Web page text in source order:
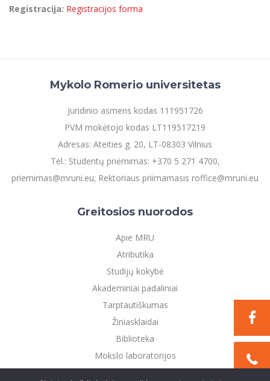
Microsoft Office 365
Kontaktų paieška
Registracija: Registracijos forma
Mykolo Romerio universitetas
Juridinio asmens kodas 111951726
PVM mokėtojo kodas LT119517219
Adresas: Ateities g. 20, LT-08303 Vilnius
Tel.: Studentų priėmimas: +370 5 271 4700,
priemimas@mruni.eu; Rektoriaus priimamasis roffice@mruni.eu
Greitosios nuorodos
Apie MRU
Atributika
Studijų kokybė
Akademiniai padaliniai
Tarptautiškumas
Žiniasklaidai
Biblioteka
Mokslo laboratorijos
Privatumo politika